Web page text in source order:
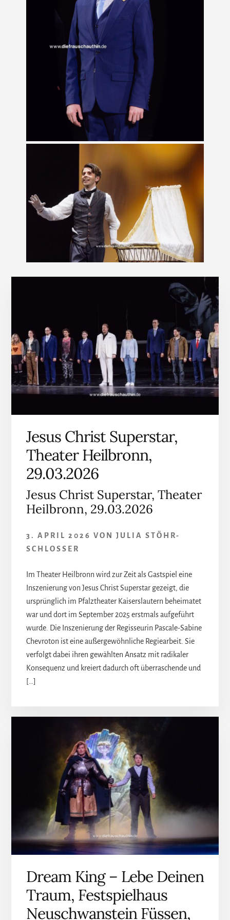
Jesus Christ Superstar,
Theater Heilbronn,
29.03.2026
Jesus Christ Superstar, Theater
Heilbronn, 29.03.2026
3. APRIL 2026 VON JULIA STÖHR-
SCHLOSSER
Im Theater Heilbronn wird zur Zeit als Gastspiel eine
Inszenierung von Jesus Christ Superstar gezeigt, die
ursprünglich im Pfalztheater Kaiserslautern beheimatet
war und dort im September 2025 erstmals aufgeführt
wurde. Die Inszenierung der Regisseurin Pascale-Sabine
Chevroton ist eine außergewöhnliche Regiearbeit. Sie
verfolgt dabei ihren gewählten Ansatz mit radikaler
Konsequenz und kreiert dadurch oft überraschende und
[…]
Dream King – Lebe Deinen
Traum, Festspielhaus
Neuschwanstein Füssen,